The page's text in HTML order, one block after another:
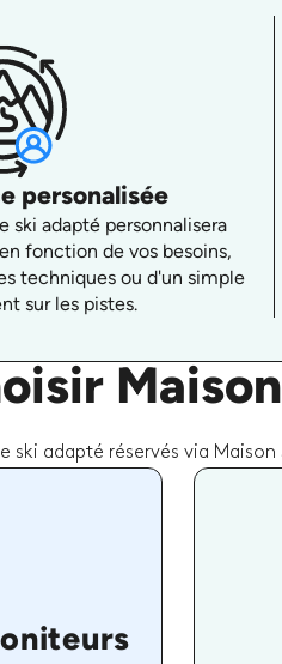
personalisée
ski adapté personnalisera
fonction de vos besoins,
techniques ou d'un simple
sur les pistes.
ski adapté réservés via